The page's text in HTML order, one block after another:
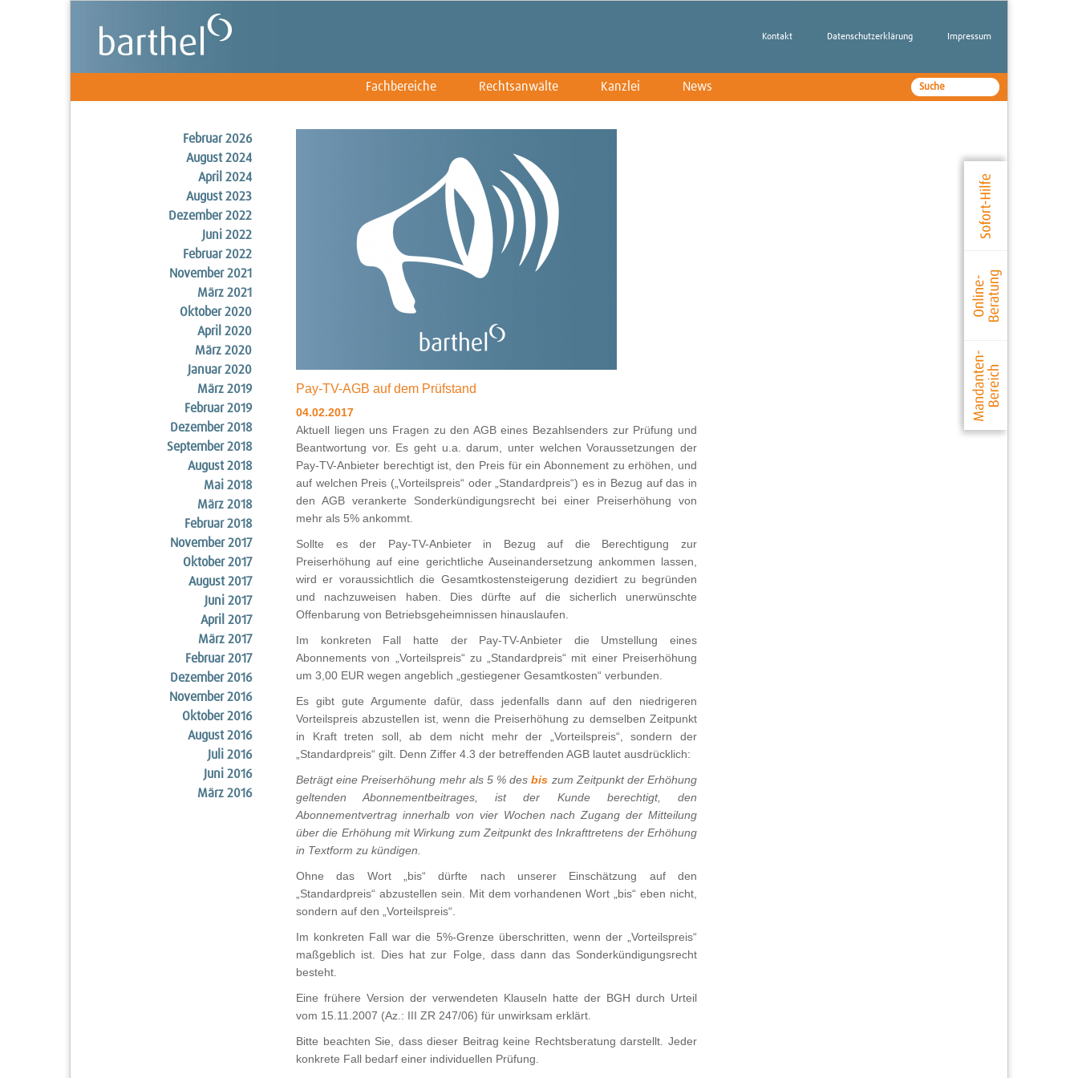
Kontakt Datenschutzerklärung Impressum
Fachbereiche Rechtsanwälte Kanzlei News
Februar 2026
August 2024
April 2024
August 2023
Dezember 2022
Juni 2022
Februar 2022
November 2021
März 2021
Oktober 2020
April 2020
März 2020
Januar 2020
März 2019
Februar 2019
Dezember 2018
September 2018
August 2018
Mai 2018
März 2018
Februar 2018
November 2017
Oktober 2017
August 2017
Juni 2017
April 2017
März 2017
Februar 2017
Dezember 2016
November 2016
Oktober 2016
August 2016
Juli 2016
Juni 2016
März 2016
Pay-TV-AGB auf dem Prüfstand
04.02.2017
Aktuell liegen uns Fragen zu den AGB eines Bezahlsenders zur Prüfung und
Beantwortung vor. Es geht u.a. darum, unter welchen Voraussetzungen der
Pay-TV-Anbieter berechtigt ist, den Preis für ein Abonnement zu erhöhen, und
auf welchen Preis („Vorteilspreis“ oder „Standardpreis“) es in Bezug auf das in
den AGB verankerte Sonderkündigungsrecht bei einer Preiserhöhung von
mehr als 5% ankommt.
Sollte es der Pay-TV-Anbieter in Bezug auf die Berechtigung zur
Preiserhöhung auf eine gerichtliche Auseinandersetzung ankommen lassen,
wird er voraussichtlich die Gesamtkostensteigerung dezidiert zu begründen
und nachzuweisen haben. Dies dürfte auf die sicherlich unerwünschte
Offenbarung von Betriebsgeheimnissen hinauslaufen.
Im konkreten Fall hatte der Pay-TV-Anbieter die Umstellung eines
Abonnements von „Vorteilspreis“ zu „Standardpreis“ mit einer Preiserhöhung
um 3,00 EUR wegen angeblich „gestiegener Gesamtkosten“ verbunden.
Es gibt gute Argumente dafür, dass jedenfalls dann auf den niedrigeren
Vorteilspreis abzustellen ist, wenn die Preiserhöhung zu demselben Zeitpunkt
in Kraft treten soll, ab dem nicht mehr der „Vorteilspreis“, sondern der
„Standardpreis“ gilt. Denn Ziffer 4.3 der betreffenden AGB lautet ausdrücklich:
Beträgt eine Preiserhöhung mehr als 5 % desbis zum Zeitpunkt der Erhöhung
geltenden Abonnementbeitrages, ist der Kunde berechtigt, den
Abonnementvertrag innerhalb von vier Wochen nach Zugang der Mitteilung
über die Erhöhung mit Wirkung zum Zeitpunkt des Inkrafttretens der Erhöhung
in Textform zu kündigen.
Ohne das Wort „bis“ dürfte nach unserer Einschätzung auf den
„Standardpreis“ abzustellen sein. Mit dem vorhandenen Wort „bis“ eben nicht,
sondern auf den „Vorteilspreis“.
Im konkreten Fall war die 5%-Grenze überschritten, wenn der „Vorteilspreis“
maßgeblich ist. Dies hat zur Folge, dass dann das Sonderkündigungsrecht
besteht.
Eine frühere Version der verwendeten Klauseln hatte der BGH durch Urteil
vom 15.11.2007 (Az.: III ZR 247/06) für unwirksam erklärt.
Bitte beachten Sie, dass dieser Beitrag keine Rechtsberatung darstellt. Jeder
konkrete Fall bedarf einer individuellen Prüfung.